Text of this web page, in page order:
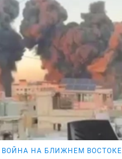
ВОЙНА НА БЛИЖНЕМ ВОСТОКЕ